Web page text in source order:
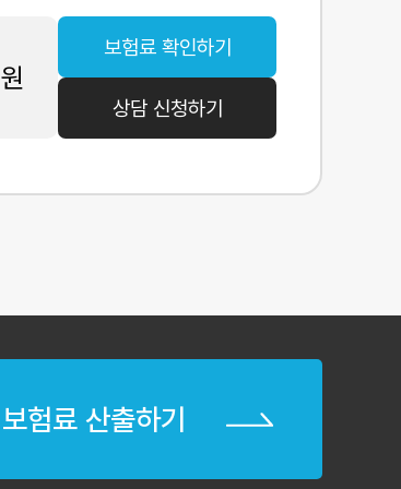
원
보험료 확인하기
상담 신청하기
보험료 산출하기